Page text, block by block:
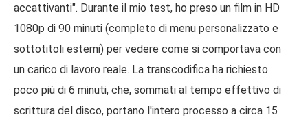
accattivanti". Durante il mio test, ho preso un film in HD
1080p di 90 minuti (completo di menu personalizzato e
sottotitoli esterni) per vedere come si comportava con
un carico di lavoro reale. La transcodifica ha richiesto
poco più di 6 minuti, che, sommati al tempo effettivo di
scrittura del disco, portano l'intero processo a circa 15